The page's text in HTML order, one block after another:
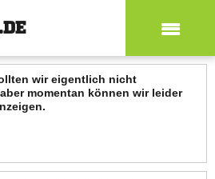
wir eigentlich nicht
momentan können wir leider